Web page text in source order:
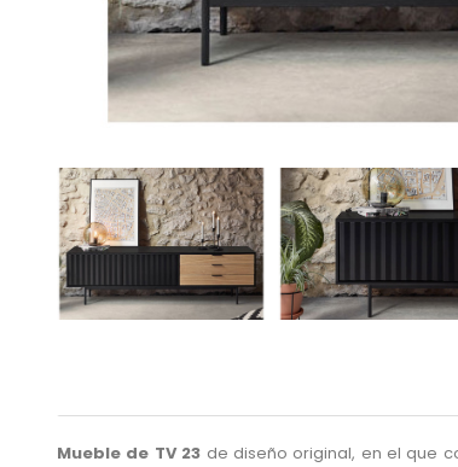
Mueble de TV 23 de diseño original, en el que